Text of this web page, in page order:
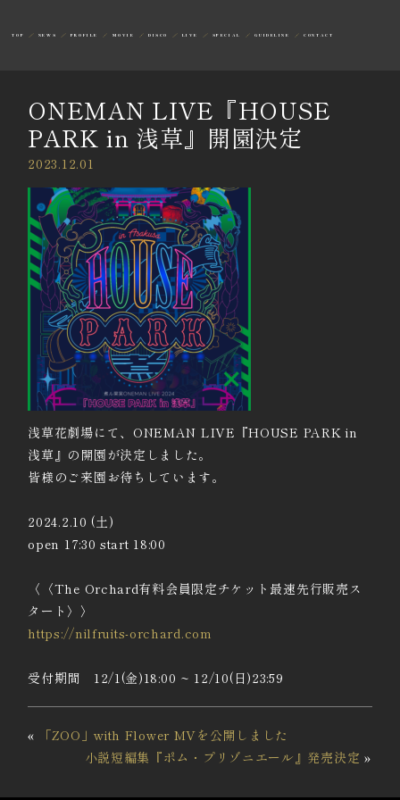
TOP NEWS PROFILE MOVIE DISCO LIVE SPECIAL GUIDELINE CONTACT
ONEMAN LIVE『HOUSE
PARK in 浅草』開園決定
2023.12.01
浅草花劇場にて、ONEMAN LIVE『HOUSE PARK in
浅草』の開園が決定しました。
皆様のご来園お待ちしています。
2024.2.10 (土)
open 17:30 start 18:00
〈〈The Orchard有料会員限定チケット最速先行販売ス
タート〉〉
https://nilfruits-orchard.com
受付期間 12/1(金)18:00 ~ 12/10(日)23:59
«
「ZOO」with Flower MVを公開しました
小説短編集『ポム・プリゾニエール』発売決定 »